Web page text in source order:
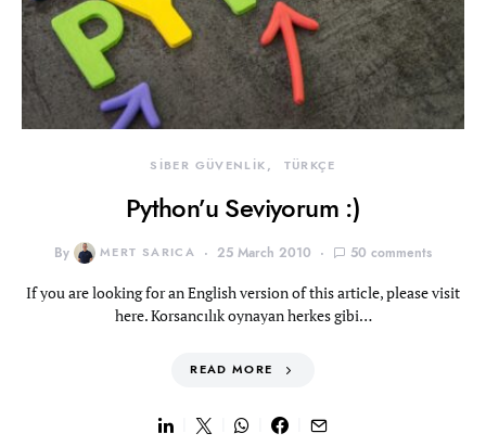
SİBER GÜVENLİK TÜRKÇE
Python’u Seviyorum :)
By MERT SARICA 25 March 2010 50 comments
If you are looking for an English version of this article, please visit
here. Korsancılık oynayan herkes gibi…
READ MORE